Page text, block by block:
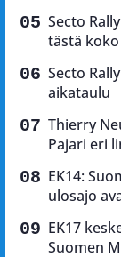
Secto
tästä
Secto
aikataulu
Thierry
Pajari eri
EK14:
ulosajo
EK17
Suomen